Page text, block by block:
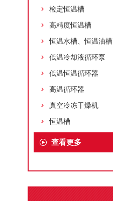
检定恒温槽
高精度恒温槽
恒温水槽、恒温油槽
低温冷却液循环泵
低温恒温循环器
高温循环器
真空冷冻干燥机
恒温槽
查看更多